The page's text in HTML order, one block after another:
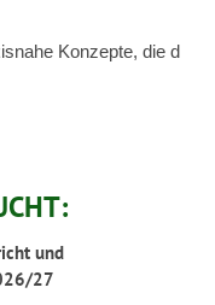
Konzepte, die den
und
27